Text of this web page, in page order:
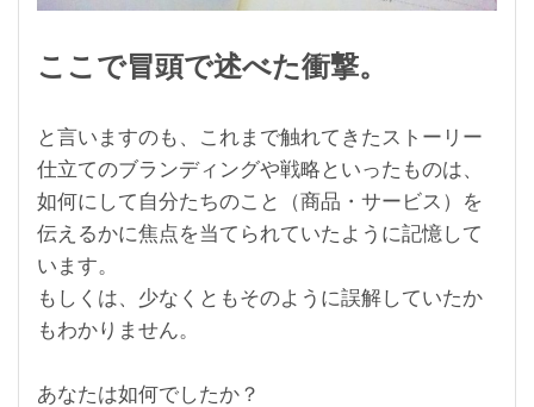
ここで冒頭で述べた衝撃。
と言いますのも、これまで触れてきたストーリー
仕立てのブランディングや戦略といったものは、
如何にして自分たちのこと（商品・サービス）を
伝えるかに焦点を当てられていたように記憶して
います。
もしくは、少なくともそのように誤解していたか
もわかりません。
あなたは如何でしたか？